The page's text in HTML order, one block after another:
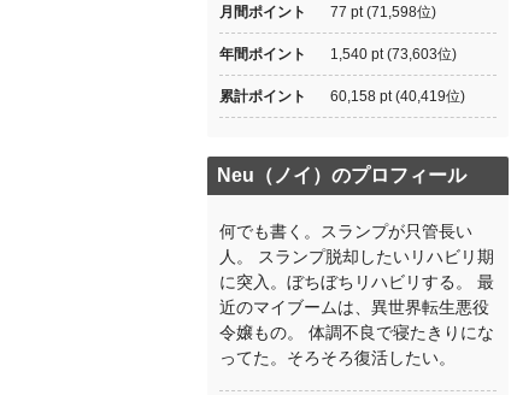
月間ポイント 77 pt (71,598位)
年間ポイント 1,540 pt (73,603位)
累計ポイント 60,158 pt (40,419位)
Neu（ノイ）のプロフィール
何でも書く。スランプが只管長い
人。 スランプ脱却したいリハビリ期
に突入。ぼちぼちリハビリする。 最
近のマイブームは、異世界転生悪役
令嬢もの。 体調不良で寝たきりにな
ってた。そろそろ復活したい。